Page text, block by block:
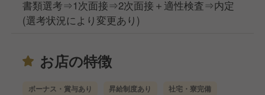
書類選考⇒1次面接⇒2次面接＋適性検査⇒内定
(選考状況により変更あり)
お店の特徴
ボーナス・賞与あり 昇給制度あり 社宅・寮完備